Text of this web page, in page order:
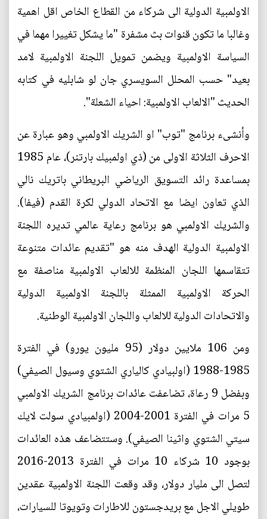
الاولمبية الدولية الى شركاء من القطاع الخاص اقل اهمية
وغالبا ما تكون قنوات بث مشفرة "ما يشكل تغييرا مهما في
السياسة الاولمبية ويضمن تمويل اللجنة الاولمبية لامد
بعيد" حسب المحلل السويسري جان لو شابليه في كتابه
الحديث "الالعاب الاولمبية: احياء الشعلة".
وأنشىء برنامج "توب" او الشريك الاولمبي وهو عبارة عن
الاحرف الثلاثة الاولى من (ذي اولمبيك بارتنر)، عام 1985
بمساعدة رائد التسويق الرياضي البريطاني باتريك نالي
الذي تعاون ايضا مع الاتحاد الدولي لكرة القدم (فيفا).
والشريك الاولمبي هو برنامج رعاية عالمي تديره اللجنة
الاولمبية الدولية الهدف منه هو "تقديم عائدات متنوعة
تتقاسمها اللجان المنظمة للالعاب الاولمبية مناصفة مع
الحركة الاولمبية الممثلة باللجنة الاولمبية الدولية
والاتحادات الدولية للالعاب واللجان الاولمبية الوطنية.
ومن 106 ملايين دولار (95 مليون يورو) في الفترة
1985-1988 (اولبيادي كالياري الشتوي وسيول الصيفي)
وبفضل 9 رعاة، تضاعفت عائدات برنامج الشريك الاولمبي
5 مرات في الفترة 2001-2004 (اولمبيادي سولت لايك
سيتي الشتوي واثينا الصيفي). وستتضاعف هذه العائدات
بوجود 10 شركاء 10 مرات في الفترة 2013-2016
لتصل الى مليار دولار، وقد وقعت اللجنة الاولمبية عقدين
طويلي الاجل مع بريدجستون للاطارات وتويوتا للسيارات،